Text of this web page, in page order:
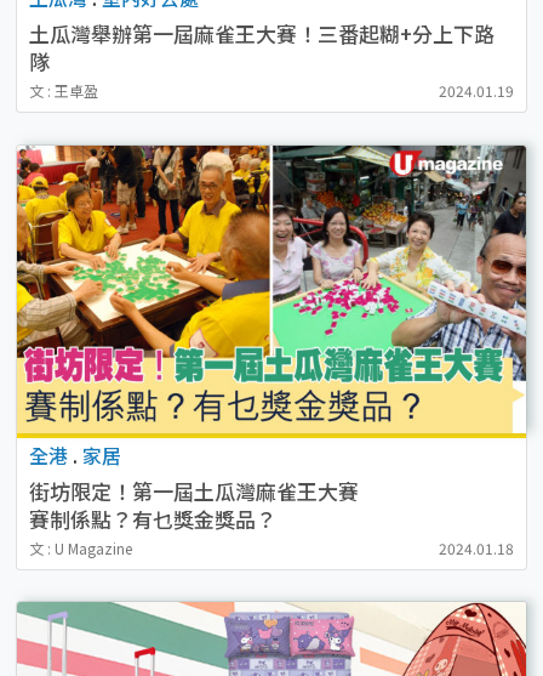
土瓜灣舉辦第一屆麻雀王大賽！三番起糊+分上下路
隊
文 : 王卓盈 2024.01.19
全港 . 家居
街坊限定！第一屆土瓜灣麻雀王大賽
賽制係點？有乜獎金獎品？
文 : U Magazine 2024.01.18